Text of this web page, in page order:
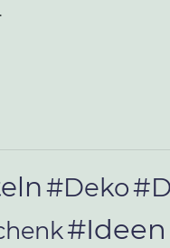
#Deko
#Ideen